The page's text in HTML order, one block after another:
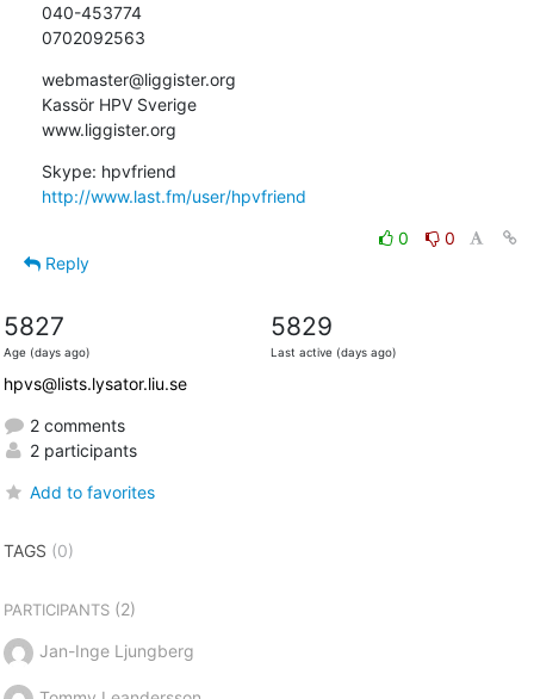
040-453774
0702092563
webmaster@liggister.org
Kassör HPV Sverige
www.liggister.org
http://www.last.fm/user/hpvfriend
0
0
Reply
5827
Age (days ago)
5829
Last active (days ago)
hpvs@lists.lysator.liu.se
2 comments
2 participants
Add to favorites
TAGS (0)
PARTICIPANTS(2)
Jan-Inge Ljungberg